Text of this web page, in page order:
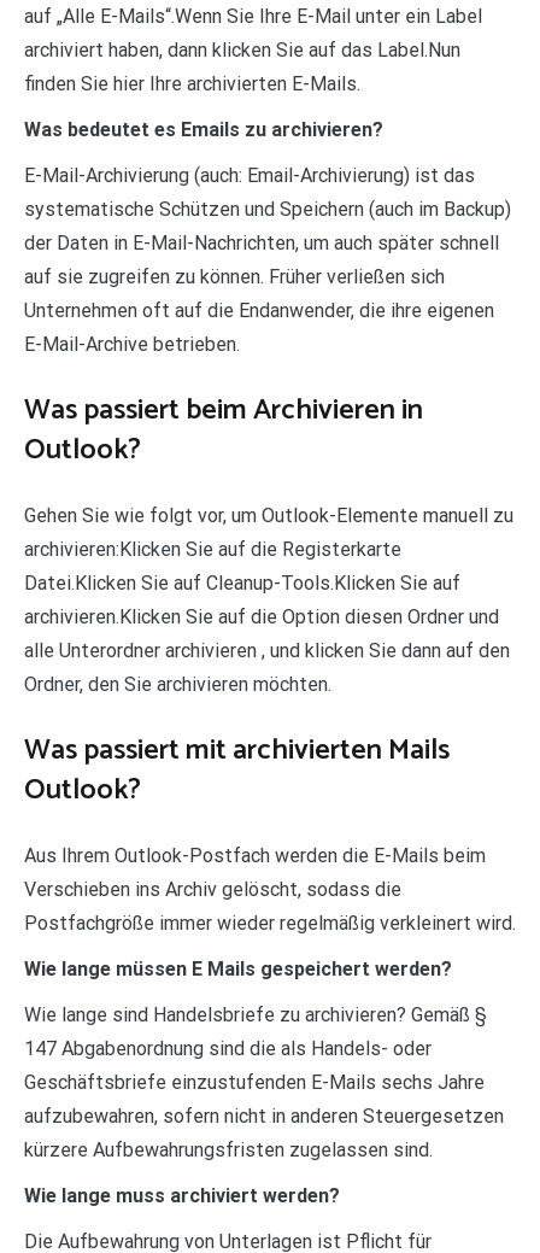
auf „Alle E-Mails“.Wenn Sie Ihre E-Mail unter ein Label
archiviert haben, dann klicken Sie auf das Label.Nun
finden Sie hier Ihre archivierten E-Mails.
Was bedeutet es Emails zu archivieren?
E-Mail-Archivierung (auch: Email-Archivierung) ist das
systematische Schützen und Speichern (auch im Backup)
der Daten in E-Mail-Nachrichten, um auch später schnell
auf sie zugreifen zu können. Früher verließen sich
Unternehmen oft auf die Endanwender, die ihre eigenen
E-Mail-Archive betrieben.
Was passiert beim Archivieren in
Outlook?
Gehen Sie wie folgt vor, um Outlook-Elemente manuell zu
archivieren:Klicken Sie auf die Registerkarte
Datei.Klicken Sie auf Cleanup-Tools.Klicken Sie auf
archivieren.Klicken Sie auf die Option diesen Ordner und
alle Unterordner archivieren , und klicken Sie dann auf den
Ordner, den Sie archivieren möchten.
Was passiert mit archivierten Mails
Outlook?
Aus Ihrem Outlook-Postfach werden die E-Mails beim
Verschieben ins Archiv gelöscht, sodass die
Postfachgröße immer wieder regelmäßig verkleinert wird.
Wie lange müssen E Mails gespeichert werden?
Wie lange sind Handelsbriefe zu archivieren? Gemäß §
147 Abgabenordnung sind die als Handels- oder
Geschäftsbriefe einzustufenden E-Mails sechs Jahre
aufzubewahren, sofern nicht in anderen Steuergesetzen
kürzere Aufbewahrungsfristen zugelassen sind.
Wie lange muss archiviert werden?
Die Aufbewahrung von Unterlagen ist Pflicht für